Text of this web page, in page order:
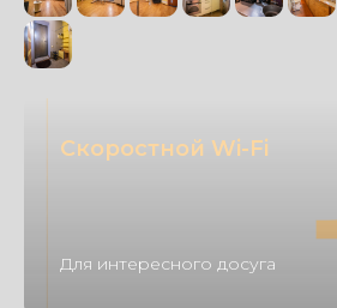
Скоростной Wi-Fi
Для интересного досуга